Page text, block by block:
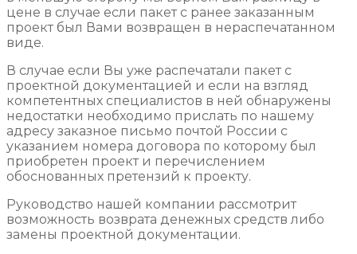
цене в случае если пакет с ранее заказанным
проект был Вами возвращен в нераспечатанном
виде.
В случае если Вы уже распечатали пакет с
проектной документацией и если на взгляд
компетентных специалистов в ней обнаружены
недостатки необходимо прислать по нашему
адресу заказное письмо почтой России с
указанием номера договора по которому был
приобретен проект и перечислением
обоснованных претензий к проекту.
Руководство нашей компании рассмотрит
возможность возврата денежных средств либо
замены проектной документации.